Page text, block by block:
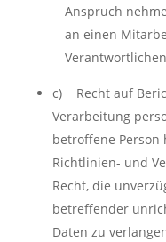
Anspruch
an einen
c) Recht auf
Verarbeitung
betroffene Person
Richtlinien- und
Recht, die
betreffender
Daten zu